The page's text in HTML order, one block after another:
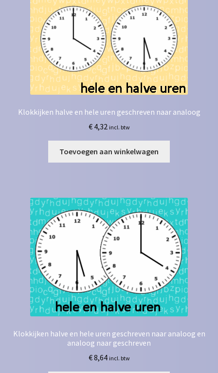
Klokkijken halve en hele uren geschreven naar analoog
€4,32 incl. btw
Toevoegen aan winkelwagen
Klokkijken halve en hele uren geschreven naar analoog en
analoog naar geschreven
€8,64 incl. btw